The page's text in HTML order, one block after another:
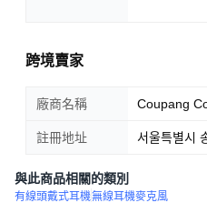
跨境賣家
廠商名稱 Coupang
註冊地址 서울특별시
與此商品相關的類別
有線頭戴式耳機無線耳機麥克風